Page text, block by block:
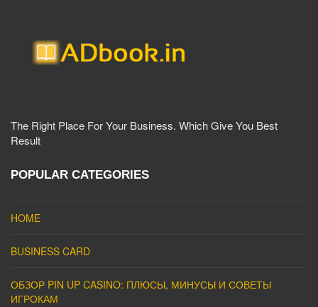
The Right Place For Your Business. Which Give You Best
Result
POPULAR CATEGORIES
HOME
BUSINESS CARD
ОБЗОР PIN UP CASINO: ПЛЮСЫ, МИНУСЫ И СОВЕТЫ
ИГРОКАМ